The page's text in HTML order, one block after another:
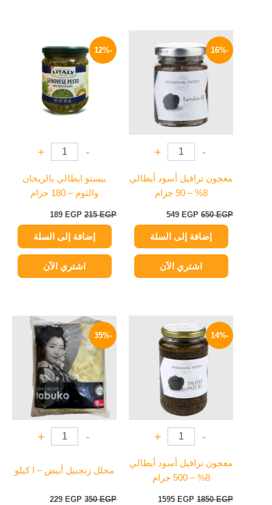
-16%
-
+
معجون ترافيل أسود أيطالي
8% – 90 جرام
650EGP
الأصلي
هو:
650 EGP.
549 EGP
الحالي
هو:
549 EGP.
إضافة إلى السلة
اشتري الآن
-12%
-
+
بيستو ايطالي بالريحان
والثوم – 180 جرام
215EGP
الأصلي
هو:
215 EGP.
189 EGP
الحالي
هو:
189 EGP.
إضافة إلى السلة
اشتري الآن
-14%
-
+
معجون ترافيل أسود أيطالي
8% – 500 جرام
1850EGP
الأصلي
هو:
1850 EGP.
1595 EGP
هو:
1595 EGP.
-35%
-
+
مخلل زنجبيل أبيض – ا كيلو
350EGP
السعر
الأصلي
هو:
350 EGP.
229 EGP
السعر
الحالي
هو:
229 EGP.